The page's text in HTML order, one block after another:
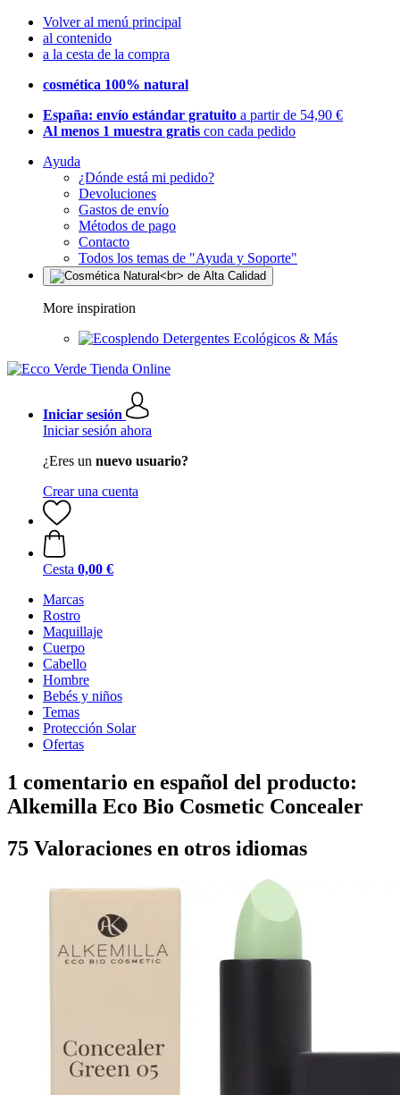
Volver al menú principal
al contenido
a la cesta de la compra
cosmética 100% natural
España: envío estándar gratuito a partir de 54,90 €
Al menos 1 muestra gratis con cada pedido
Ayuda
¿Dónde está mi pedido?
Devoluciones
Gastos de envío
Métodos de pago
Contacto
Todos los temas de "Ayuda y Soporte"
More inspiration
Detergentes Ecológicos & Más
Iniciar sesión
Iniciar sesión ahora
¿Eres un nuevo usuario?
Crear una cuenta
Cesta 0,00 €
Marcas
Rostro
Maquillaje
Cuerpo
Cabello
Hombre
Bebés y niños
Temas
Protección Solar
Ofertas
1 comentario en español del producto:
Alkemilla Eco Bio Cosmetic Concealer
75 Valoraciones en otros idiomas